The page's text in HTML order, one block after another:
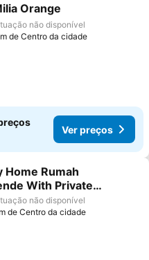
aos favoritos
Orange
não disponível
de Centro da cidade
Ver preços
aos favoritos
Home Rumah
With Private
And Wi-fi
não disponível
de Centro da cidade